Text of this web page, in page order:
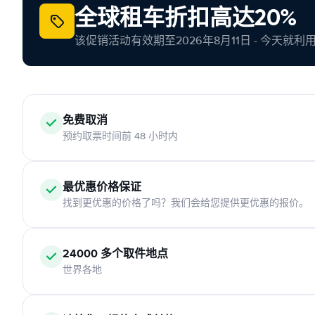
全球租车折扣高达20%
该促销活动有效期至2026年8月11日 - 今天就利用
免费取消
预约取票时间前 48 小时内
最优惠价格保证
找到更优惠的价格了吗？我们会给您提供更优惠的报价。
24000 多个取件地点
世界各地